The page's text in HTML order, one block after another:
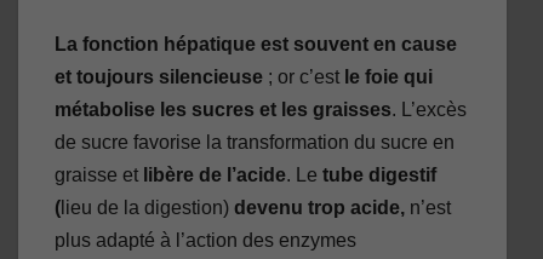
La fonction hépatique est souvent en cause
et toujours silencieuse ; or c’est le foie qui
métabolise les sucres et les graisses. L’excès
de sucre favorise la transformation du sucre en
graisse et libère de l’acide. Le tube digestif
( lieu de la digestion) devenu trop acide, n’est
plus adapté à l’action des enzymes